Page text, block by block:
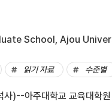
School, Ajou
읽기 자료 수준별
사)--아주대학교 교육대학